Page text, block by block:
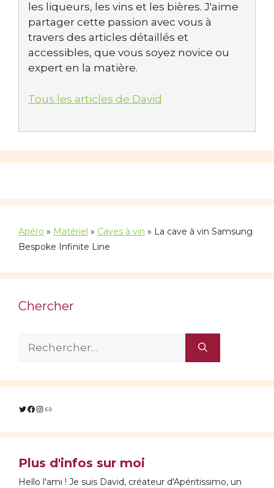
les liqueurs, les vins et les bières. J'aime
partager cette passion avec vous à
travers des articles détaillés et
accessibles, que vous soyez novice ou
expert en la matière.
Tous les articles de David
Apéro » Matériel » Caves à vin » La cave à vin Samsung
Bespoke Infinite Line
Chercher
Rechercher :
Twitter
Facebook
Instagram
Lien
Plus d'infos sur moi
Hello l'ami ! Je suis David, créateur d'Apéritissimo, un